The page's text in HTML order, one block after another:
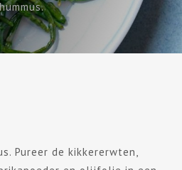
Pureer de kikkererwten,